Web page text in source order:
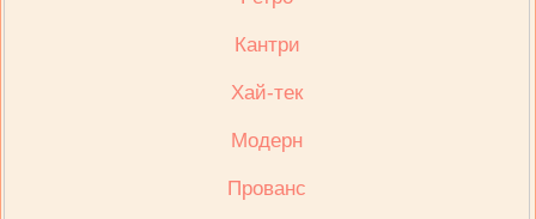
Кантри
Хай-тек
Модерн
Прованс